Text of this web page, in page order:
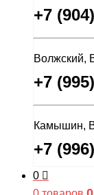
+7
Волжский,
+7
Камышин,
+7
0